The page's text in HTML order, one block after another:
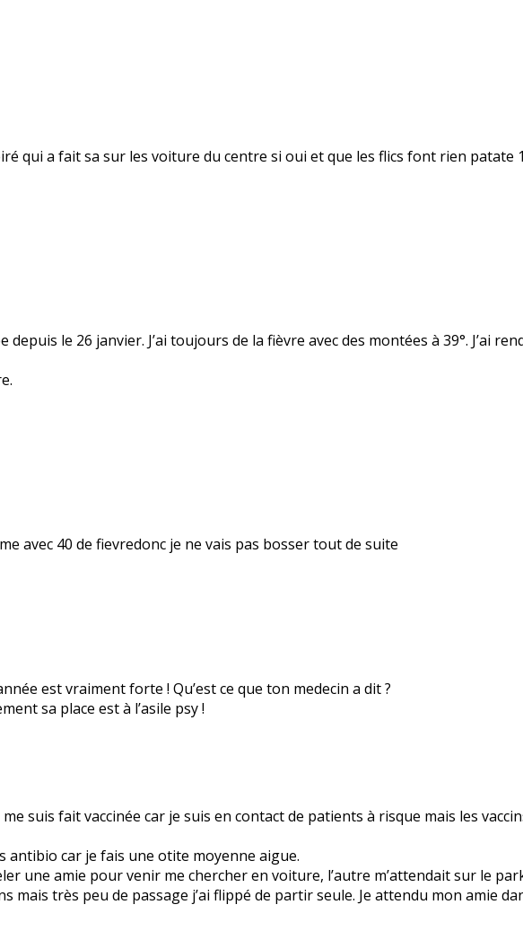
qui a fait sa sur les voiture du centre si oui et que les flics font rien patate
le 26 janvier. J’ai toujours de la fièvre avec des montées à 39°. J’ai
avec 40 de fievredonc je ne vais pas bosser tout de suite
est vraiment forte ! Qu’est ce que ton medecin a dit ?
sa place est à l’asile psy !
suis fait vaccinée car je suis en contact de patients à risque mais les
antibio car je fais une otite moyenne aigue.
une amie pour venir me chercher en voiture, l’autre m’attendait sur le
mais très peu de passage j’ai flippé de partir seule. Je attendu mon amie